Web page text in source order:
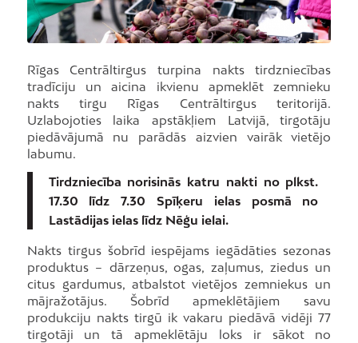
Rīgas Centrāltirgus turpina nakts tirdzniecības
tradīciju un aicina ikvienu apmeklēt zemnieku
nakts tirgu Rīgas Centrāltirgus teritorijā.
Uzlabojoties laika apstākļiem Latvijā, tirgotāju
piedāvājumā nu parādās aizvien vairāk vietējo
labumu.
Tirdzniecība norisinās katru nakti no plkst.
17.30 līdz 7.30 Spīķeru ielas posmā no
Lastādijas ielas līdz Nēģu ielai.
Nakts tirgus šobrīd iespējams iegādāties sezonas
produktus – dārzeņus, ogas, zaļumus, ziedus un
citus gardumus, atbalstot vietējos zemniekus un
mājražotājus. Šobrīd apmeklētājiem savu
produkciju nakts tirgū ik vakaru piedāvā vidēji 77
tirgotāji un tā apmeklētāju loks ir sākot no